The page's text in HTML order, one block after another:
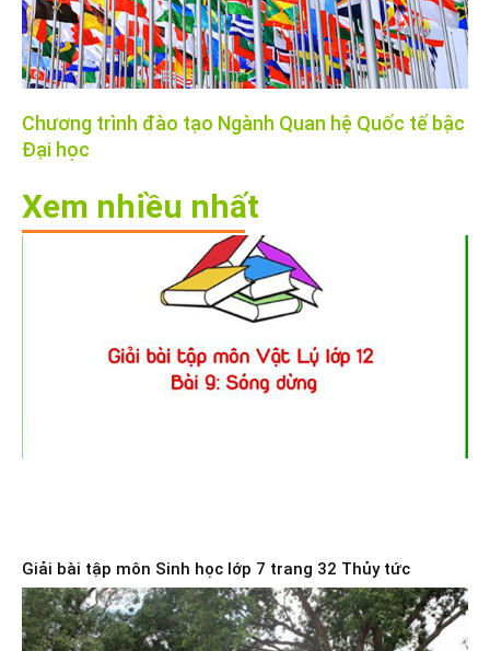
Chương trình đào tạo Ngành Quan hệ Quốc tế bậc
Đại học
Xem nhiều nhất
Giải bài tập môn Sinh học lớp 7 trang 32 Thủy tức